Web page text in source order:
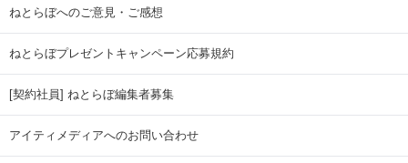
ねとらぼへのご意見・ご感想
ねとらぼプレゼントキャンペーン応募規約
[契約社員] ねとらぼ編集者募集
アイティメディアへのお問い合わせ